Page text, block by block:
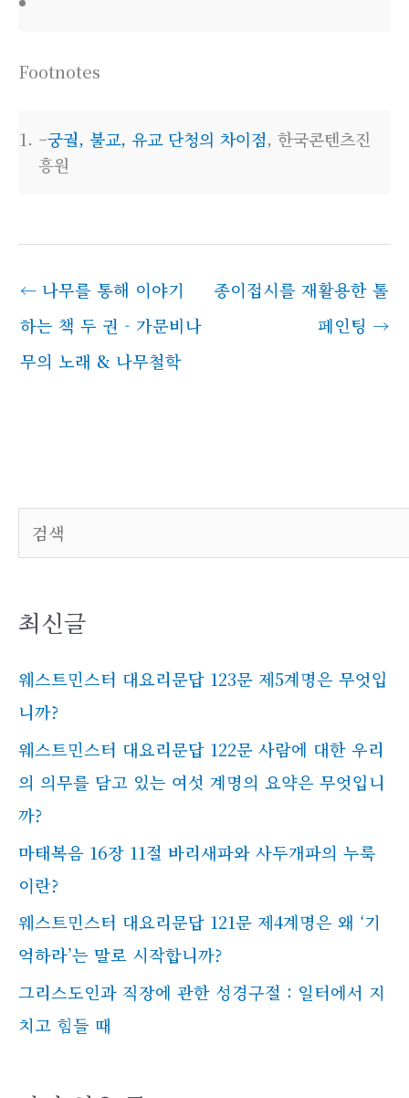
Footnotes
–궁궐, 불교, 유교 단청의 차이점, 한국콘텐츠진
흥원
← 나무를 통해 이야기
하는 책 두 권 - 가문비나
무의 노래 & 나무철학
종이접시를 재활용한 톨
페인팅 →
검색
최신글
웨스트민스터 대요리문답 123문 제5계명은 무엇입
니까?
웨스트민스터 대요리문답 122문 사람에 대한 우리
의 의무를 담고 있는 여섯 계명의 요약은 무엇입니
까?
마태복음 16장 11절 바리새파와 사두개파의 누룩
이란?
웨스트민스터 대요리문답 121문 제4계명은 왜 ‘기
억하라’는 말로 시작합니까?
그리스도인과 직장에 관한 성경구절 : 일터에서 지
치고 힘들 때